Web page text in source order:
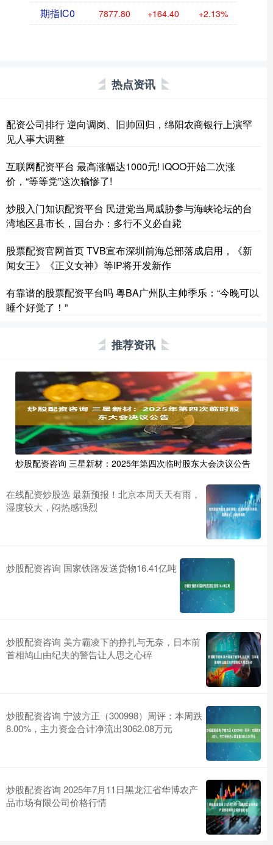
期指IC0 7877.80 +164.40 +2.13%
热点资讯
配资公司排行 逆向调岗、旧帅回归，绵阳农商银行上演罕
见人事大调整
互联网配资平台 最高涨幅达1000元! iQOO开始二次涨
价，“等等党”这次输惨了!
炒股入门知识配资平台 民进党当局威胁参与海峡论坛的台
湾地区县市长，国台办：多行不义必自毙
股票配资官网首页 TVB宣布深圳前海总部落成启用，《新
闻女王》《正义女神》等IP将开发新作
有靠谱的股票配资平台吗 粤BA广州队主帅季乐：“今晚可以
睡个好觉了！”
推荐资讯
炒股配资咨询 三星新材：2025年第四次临时股东大会决议公告
在线配资炒股选 最新预报！北京本周天天有雨，
湿度较大，闷热感强烈
炒股配资咨询 国家铁路发送货物16.41亿吨
炒股配资咨询 美方霸凌下的挣扎与无奈，日本前
首相鸠山由纪夫的警告让人思之心碎
炒股配资咨询 宁波方正（300998）周评：本周跌
8.00%，主力资金合计净流出3062.08万元
炒股配资咨询 2025年7月11日黑龙江省华博农产
品市场有限公司价格行情